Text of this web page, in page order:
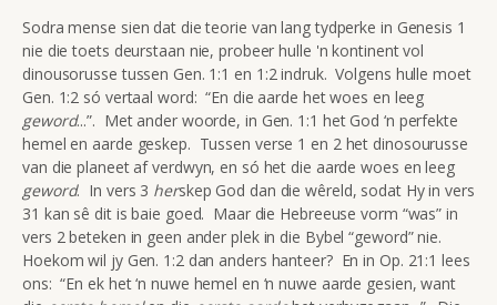
Sodra mense sien dat die teorie van lang tydperke in Genesis 1
nie die toets deurstaan nie, probeer hulle 'n kontinent vol
dinousorusse tussen Gen. 1:1 en 1:2 indruk. Volgens hulle moet
Gen. 1:2 só vertaal word: “En die aarde het woes en leeg
geword...”. Met ander woorde, in Gen. 1:1 het God ‘n perfekte
hemel en aarde geskep. Tussen verse 1 en 2 het dinosourusse
van die planeet af verdwyn, en só het die aarde woes en leeg
geword. In vers 3 herskep God dan die wêreld, sodat Hy in vers
31 kan sê dit is baie goed. Maar die Hebreeuse vorm “was” in
vers 2 beteken in geen ander plek in die Bybel “geword” nie.
Hoekom wil jy Gen. 1:2 dan anders hanteer? En in Op. 21:1 lees
ons: “En ek het ‘n nuwe hemel en ‘n nuwe aarde gesien, want